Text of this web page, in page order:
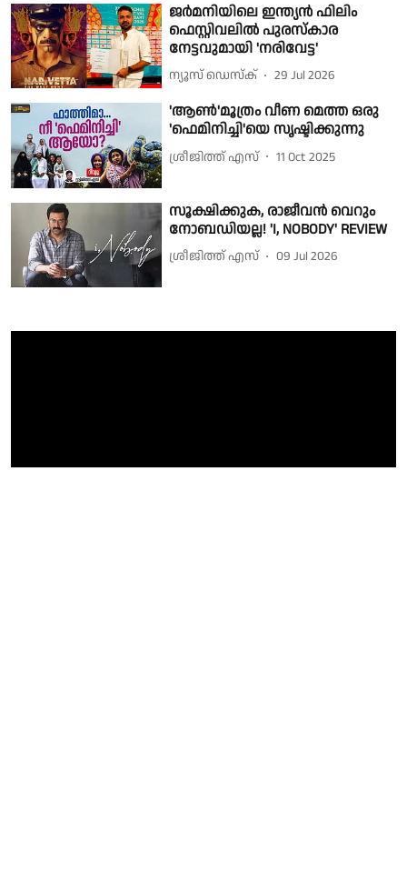
ജർമനിയിലെ ഇന്ത്യൻ ഫിലിം
ഫെസ്റ്റിവലിൽ പുരസ്കാര
നേട്ടവുമായി 'നരിവേട്ട'
ന്യൂസ് ഡെസ്ക് 29 Jul 2026
'ആണ്‍'മൂത്രം വീണ മെത്ത ഒരു
'ഫെമിനിച്ചി'യെ സൃഷ്ടിക്കുന്നു
ശ്രീജിത്ത് എസ് 11 Oct 2025
സൂക്ഷിക്കുക, രാജീവൻ വെറും
നോബഡിയല്ല! 'I, NOBODY' REVIEW
ശ്രീജിത്ത് എസ് 09 Jul 2026